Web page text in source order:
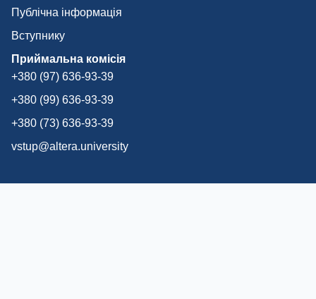
Публічна інформація
Вступнику
Приймальна комісія
+380 (97) 636-93-39
+380 (99) 636-93-39
+380 (73) 636-93-39
vstup@altera.university